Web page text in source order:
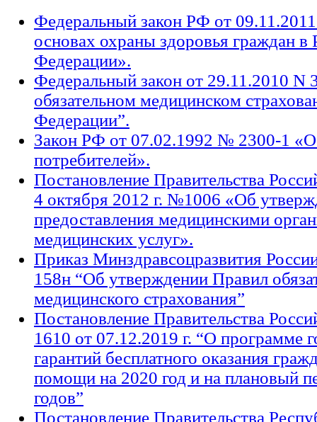
Федеральный закон РФ от
основах охраны здоровья граждан в
Федерации».
Федеральный закон от 29.11.2010
обязательном медицинском
Федерации”.
Закон РФ от 07.02.1992 № 2300-1 «О
потребителей».
Постановление Правительства
4 октября 2012 г. №1006 «Об
предоставления медицинскими
медицинских услуг».
Приказ Минздравсоцразвития
158н “Об утверждении Правил
медицинского страхования”
Постановление Правительства
1610 от 07.12.2019 г. “О программе
гарантий бесплатного оказания
помощи на 2020 год и на плановый
годов”
Постановление Правительства